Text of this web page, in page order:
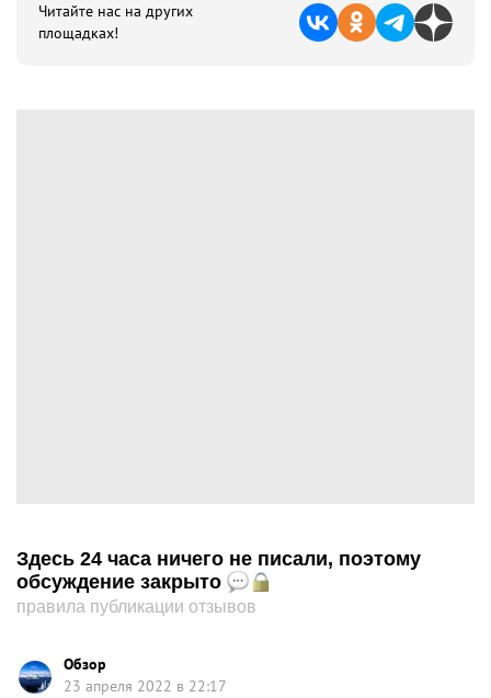
Читайте нас на других
площадках!
Здесь 24 часа ничего не писали, поэтому
обсуждение закрыто
правила публикации отзывов
Обзор
23 апреля 2022 в 22:17